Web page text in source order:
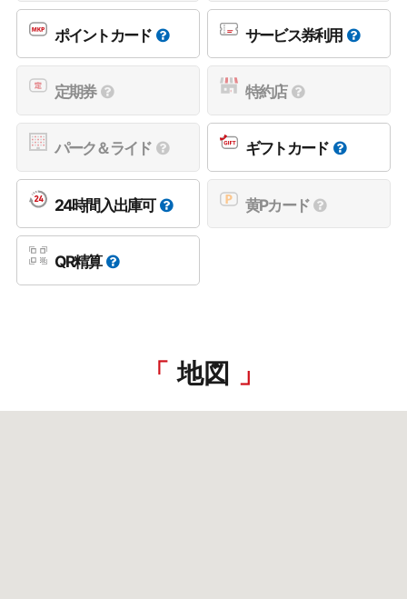
ポイントカード サービス券利用
定期券 特約店
パーク＆ライド ギフトカード
24時間入出庫可 黄Pカード
QR精算
地図